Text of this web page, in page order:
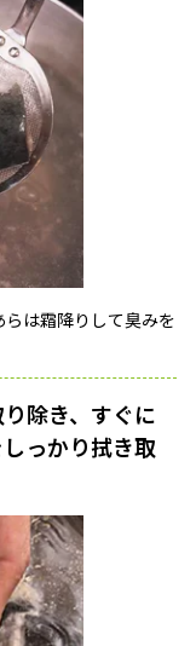
らは霜降りして臭みを
除き、すぐに
っかり拭き取